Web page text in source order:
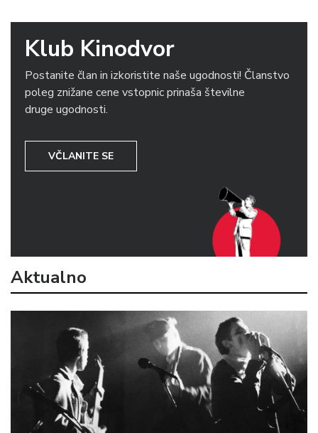
Klub Kinodvor
Postanite član in izkoristite naše ugodnosti! Članstvo
poleg znižane cene vstopnic prinaša številne
druge ugodnosti.
VČLANITE SE
Aktualno